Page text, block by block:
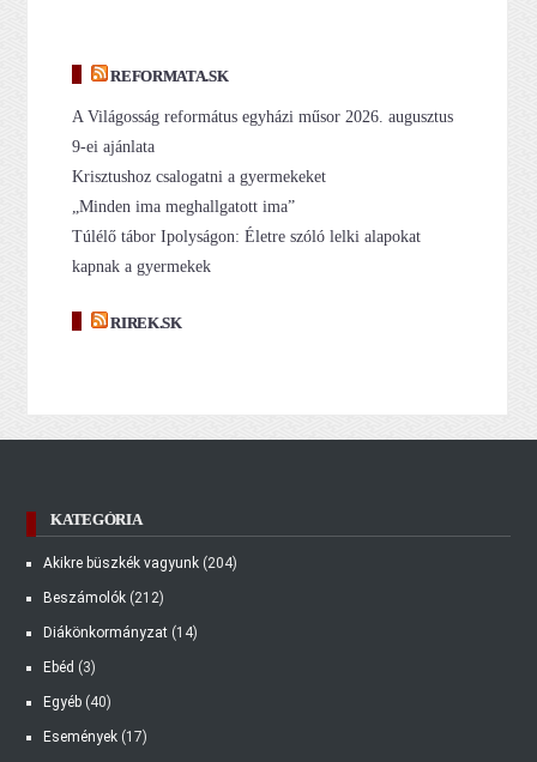
REFORMATA.SK
A Világosság református egyházi műsor 2026. augusztus
9-ei ajánlata
Krisztushoz csalogatni a gyermekeket
„Minden ima meghallgatott ima”
Túlélő tábor Ipolyságon: Életre szóló lelki alapokat
kapnak a gyermekek
RIREK.SK
KATEGÓRIA
Akikre büszkék vagyunk (204)
Beszámolók (212)
Diákönkormányzat (14)
Ebéd (3)
Egyéb (40)
Események (17)